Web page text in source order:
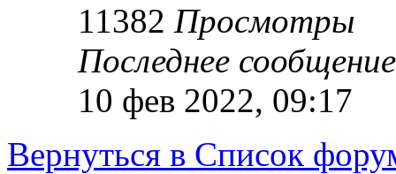
11382 Просмотры
Последнее
10 фев 2022, 09:17
Вернуться в Список